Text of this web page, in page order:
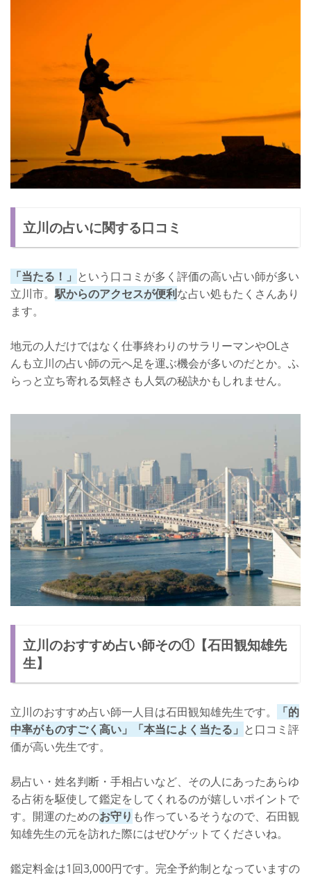
立川の占いに関する口コミ
「当たる！」 という口コミが多く評価の高い占い師が多い
立川市。駅からのアクセスが便利な占い処もたくさんあり
ます。
地元の人だけではなく仕事終わりのサラリーマンやOLさ
んも立川の占い師の元へ足を運ぶ機会が多いのだとか。ふ
らっと立ち寄れる気軽さも人気の秘訣かもしれません。
立川のおすすめ占い師その①【石田観知雄先
生】
立川のおすすめ占い師一人目は石田観知雄先生です。
「的
中率がものすごく高い」「本当によく当たる」 と口コミ評
価が高い先生です。
易占い・姓名判断・手相占いなど、その人にあったあらゆ
る占術を駆使して鑑定をしてくれるのが嬉しいポイントで
す。開運のためのお守り も作っているそうなので、石田観
知雄先生の元を訪れた際にはぜひゲットてくださいね。
鑑定料金は1回3,000円です。完全予約制となっていますの